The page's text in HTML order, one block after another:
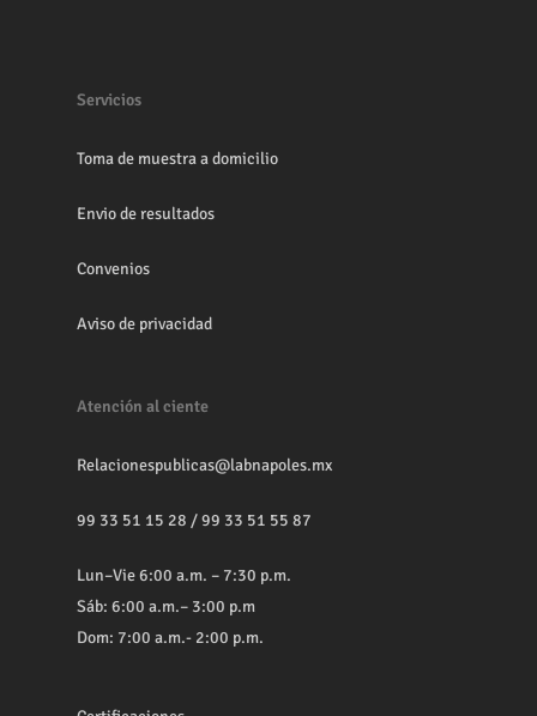
Servicios
Toma de muestra a domicilio
Envio de resultados
Convenios
Aviso de privacidad
Atención al ciente
Relacionespublicas@labnapoles.mx
99 33 51 15 28 /99 33 51 55 87
Lun–Vie 6:00 a.m. – 7:30 p.m.
Sáb: 6:00 a.m.– 3:00 p.m
Dom: 7:00 a.m.- 2:00 p.m.